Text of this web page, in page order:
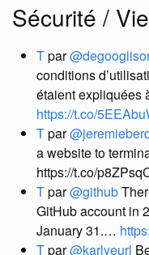
Sécurité /
Tpar
conditions
étaient expliquées
https://t.co/
Tpar
a website to
https://t.co/
Tpar@github
GitHub account in
January 31.…
Tpar@karlyeurl